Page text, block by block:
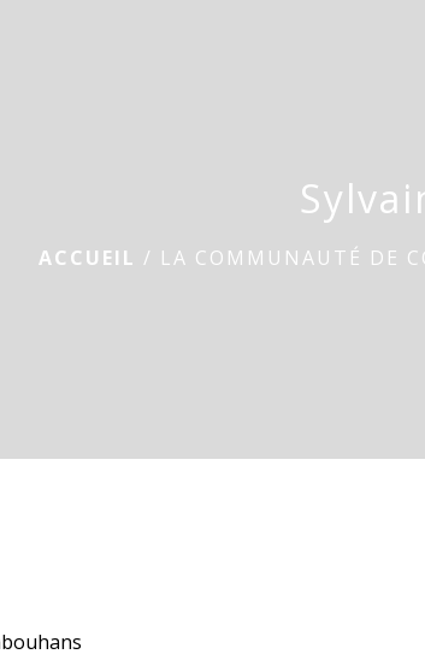
ACCUEIL / LA COMMUNAUTÉ DE